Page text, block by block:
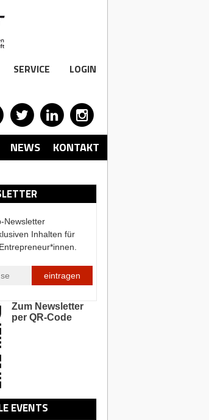
SERVICE LOGIN
NEWS KONTAKT
Newsletter
Inhalten für
eintragen
Zum Newsletter
per QR-Code
EVENTS